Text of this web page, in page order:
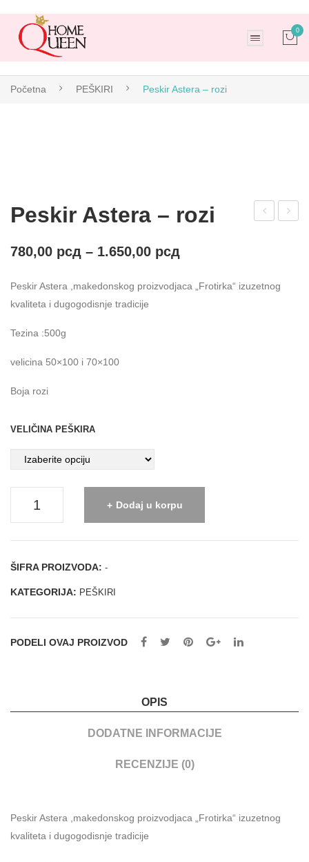
0
Početna
PEŠKIRI Peskir Astera – rozi
a
Peskir Astera – rozi
780,00 рсд – 1.650,00 рсд
Peskir Astera ,makedonskog proizvodjaca „Frotirka“ izuzetnog
kvaliteta i dugogodisnje tradicije
Tezina :500g
velicina 50×100 i 70×100
Boja rozi
VELIČINA PEŠKIRA
količina
Dodaj u korpu
ŠIFRA PROIZVODA: -
KATEGORIJA: PEŠKIRI
PODELI OVAJ PROIZVOD
OPIS
DODATNE INFORMACIJE
RECENZIJE (0)
Peskir Astera ,makedonskog proizvodjaca „Frotirka“ izuzetnog
kvaliteta i dugogodisnje tradicije